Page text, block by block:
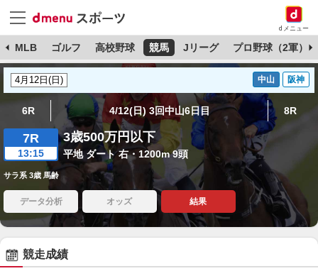
dメニュー
MLB ゴルフ 高校野球 競馬 Jリーグ プロ野球（2軍）
中山 阪神
6R 4/12(日) 3回中山6日目 8R
7R
13:15
3歳500万円以下
平地 ダート 右・1200m 9頭
サラ系 3歳 馬齢
データ分析 オッズ 結果
競走成績